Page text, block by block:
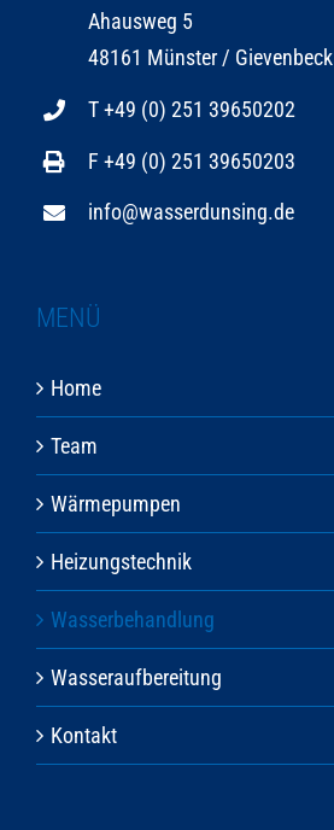
Ahausweg 5
48161 Münster / Gievenbeck
T +49 (0) 251 39650202
F +49 (0) 251 39650203
info@wasserdunsing.de
MENÜ
Home
Team
Wärmepumpen
Heizungstechnik
Wasserbehandlung
Wasseraufbereitung
Kontakt